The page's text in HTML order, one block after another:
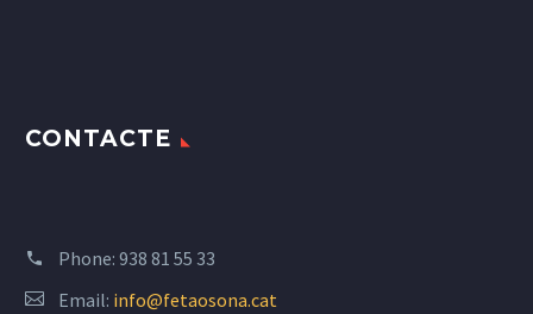
CONTACTE
Phone: 938 81 55 33
Email: info@fetaosona.cat